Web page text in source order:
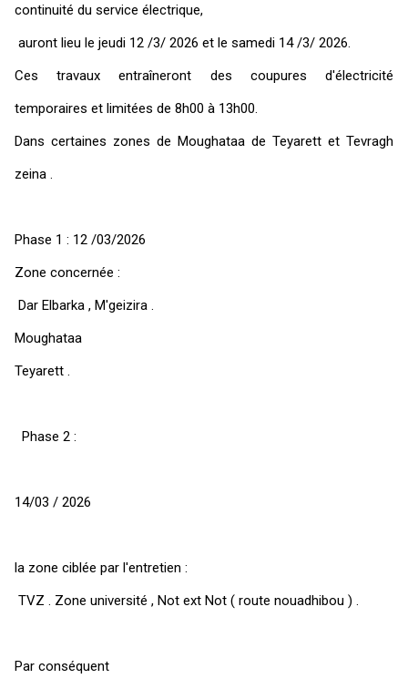
continuité du service électrique,
auront lieu le jeudi 12 /3/ 2026 et le samedi 14 /3/ 2026.
Ces travaux entraîneront des coupures d'électricité
temporaires et limitées de 8h00 à 13h00.
Dans certaines zones de Moughataa de Teyarett et Tevragh
zeina .
Phase 1 : 12 /03/2026
Zone concernée :
Dar Elbarka , M'geizira .
Moughataa
Teyarett .
Phase 2 :
14/03 / 2026
la zone ciblée par l'entretien :
TVZ . Zone université , Not ext Not ( route nouadhibou ) .
Par conséquent